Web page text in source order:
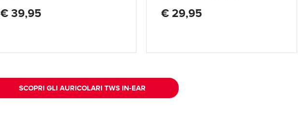
€ 39,95 € 29,95
SCOPRI GLI AURICOLARI TWS IN-EAR